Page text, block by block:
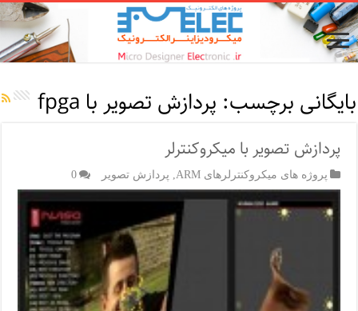
بایگانی برچسب: پردازش تصویر با fpga
پردازش تصویر با میکروکنترلر
پروژه های میکروکنترلرهای ARM پردازش تصویر 0